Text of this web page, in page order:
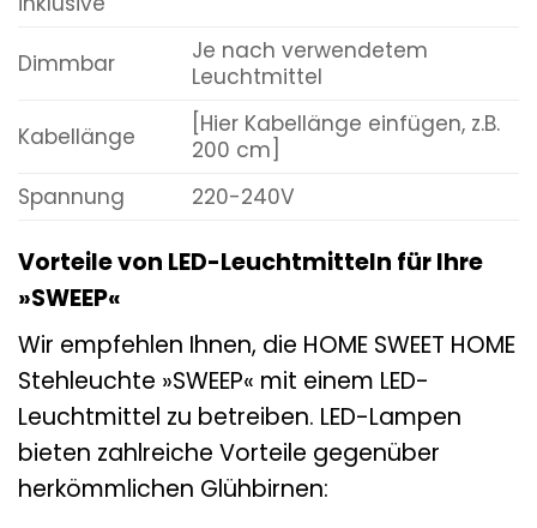
Dimmbar
Je nach verwendetem
Leuchtmittel
Kabellänge
[Hier Kabellänge einfügen, z.B.
200 cm]
Spannung
220-240V
Vorteile von LED-Leuchtmitteln für Ihre
»SWEEP«
Wir empfehlen Ihnen, die HOME SWEET HOME
Stehleuchte »SWEEP« mit einem LED-
Leuchtmittel zu betreiben. LED-Lampen
bieten zahlreiche Vorteile gegenüber
herkömmlichen Glühbirnen: